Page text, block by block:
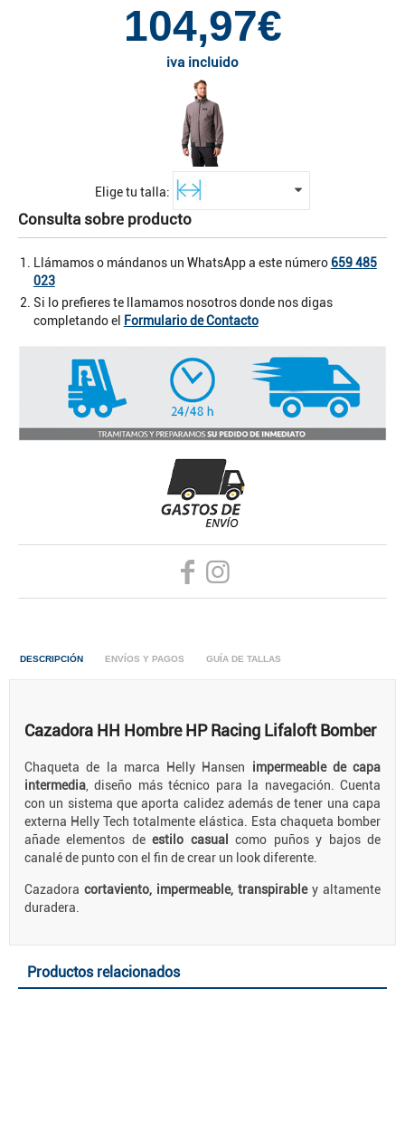
104,97€
iva incluido
Elige tu talla:
Consulta sobre producto
Llámamos o mándanos un WhatsApp a este número 659 485
023
Si lo prefieres te llamamos nosotros donde nos digas
completando el
Formulario de Contacto
DESCRIPCIÓN ENVÍOS Y PAGOS GUÍA DE TALLAS
Cazadora HH Hombre HP Racing Lifaloft Bomber
Chaqueta de la marca Helly Hansen impermeable de capa
intermedia, diseño más técnico para la navegación. Cuenta
con un sistema que aporta calidez además de tener una capa
externa Helly Tech totalmente elástica. Esta chaqueta bomber
añade elementos deestilo casual
como puños y bajos de
canalé de punto con el fin de crear un look diferente.
Cazadora cortaviento, impermeable, transpirable y altamente
duradera.
Productos relacionados